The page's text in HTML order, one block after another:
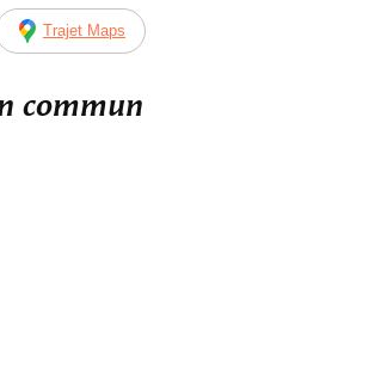
Trajet Maps
commun